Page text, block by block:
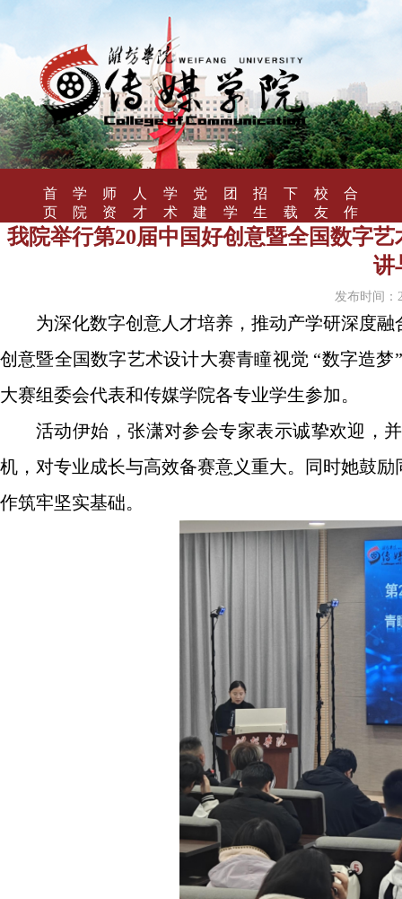
首
页
学
院
概
况
师
资
队
伍
人
才
培
养
学
术
研
究
党
建
工
作
团
学
工
作
招
生
就
业
下
载
专
区
校
友
风
采
合
作
办
学
我院举行第20届中国好创意暨全国数字
讲
发布时间：
为深化数字创意人才培养，推动产学研深度
创意暨全国数字艺术设计大赛青瞳视觉 “数字造
大赛组委会代表和传媒学院各专业学生参加。
活动伊始，张潇对参会专家表示诚挚欢迎，
机，对专业成长与高效备赛意义重大。同时她鼓
作筑牢坚实基础。